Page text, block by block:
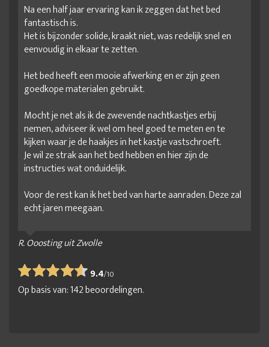
Na een half jaar ervaring kan ik zeggen dat het bed
fantastisch is.
Het is bijzonder solide, kraakt niet, was redelijk snel en
eenvoudig in elkaar te zetten.
Het bed heeft een mooie afwerking en er zijn geen
goedkope materialen gebruikt.
Mocht je net als ik de zwevende nachtkastjes erbij
nemen, adviseer ik wel om heel goed te meten en te
kijken waar je de haakjes in het kastje vastschroeft.
Je wil ze strak aan het bed hebben en hier zijn de
instructies wat onduidelijk.
Voor de rest kan ik het bed van harte aanraden. Deze zal
echt jaren meegaan.
R. Ooosting uit Zwolle
9.4/10
Op basis van:142beoordelingen.